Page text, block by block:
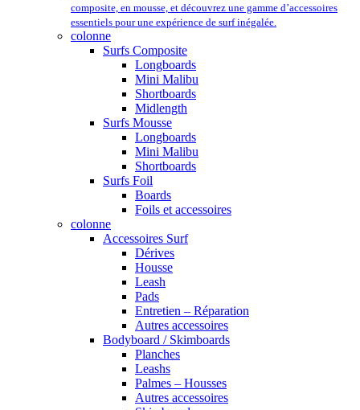
composite, en mousse, et découvrez une gamme d’accessoires
essentiels pour une expérience de surf inégalée.
colonne
Surfs Composite
Longboards
Mini Malibu
Shortboards
Midlength
Surfs Mousse
Longboards
Mini Malibu
Shortboards
Surfs Foil
Boards
Foils et accessoires
colonne
Accessoires Surf
Dérives
Housse
Leash
Pads
Entretien – Réparation
Autres accessoires
Bodyboard / Skimboards
Planches
Leashs
Palmes – Housses
Autres accessoires